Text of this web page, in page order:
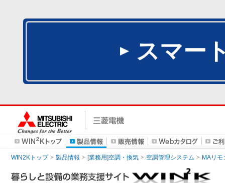
スマー
WIN2Kトップ 製品情報 [業務用]空調・換気 空調管理システム MAリモ